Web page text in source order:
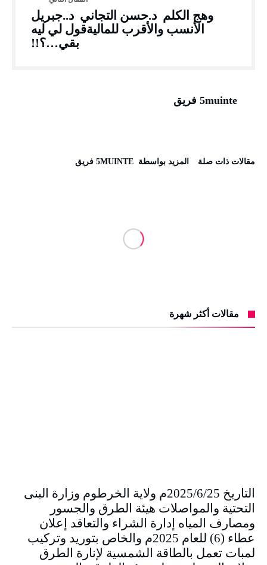
وهج الكلم د.حسن التجاني د..جبريل
الأنسب والأقرب للماليةقول لي ليه
بقي…؟!!
5muinte فريق
‫مقالات ذات صلة‬ ‫‫المزيد بواسطة‬ ‬ 5MUINTE فريق
مقالات أكثر شهرة
التاريخ 2025/6/25م ولاية الخرطوم وزارة البنى
التحتية والمواصلات هيئة الطرق والجسور
ومصارف المياه إدارة الشراء والتعاقد إعلان
عطاء (6) للعام 2025م والخاص بتوريد وتركيب
لمبات تعمل بالطاقة الشمسية لإنارة الطرق